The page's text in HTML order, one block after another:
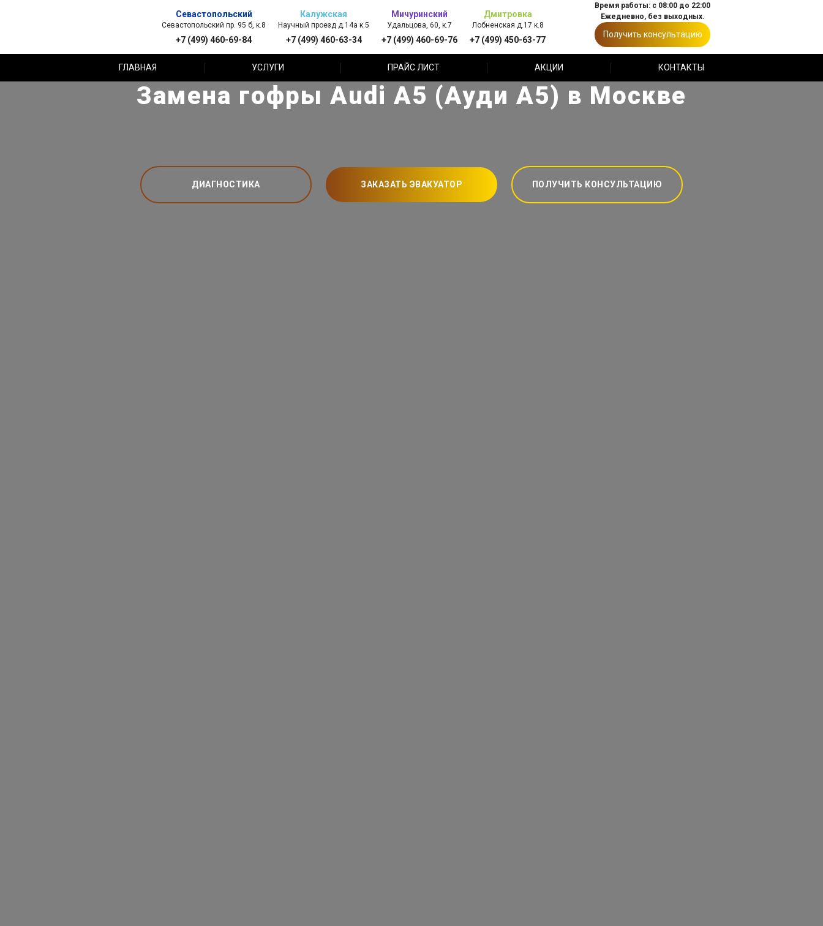
Севастопольский
Севастопольский пр. 95 б, к.8
+7 (499) 460-69-84
Калужская
Научный проезд д.14а к.5
+7 (499) 460-63-34
Мичуринский
Удальцова, 60, к.7
+7 (499) 460-69-76
Дмитровка
Лобненская д.17 к.8
+7 (499) 450-63-77
Время работы: с 08:00 до 22:00
Ежедневно, без выходных.
Получить консультацию
ГЛАВНАЯ УСЛУГИ ПРАЙС ЛИСТ АКЦИИ КОНТАКТЫ
Замена гофры Audi A5 (Ауди А5) в Москве
ДИАГНОСТИКА ЗАКАЗАТЬ ЭВАКУАТОР ПОЛУЧИТЬ КОНСУЛЬТАЦИЮ